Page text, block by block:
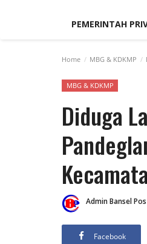
PEMERINTAH
Home MBG & KDKMP
MBG & KDKMP
Diduga
Admin Bansel Pos
Facebook